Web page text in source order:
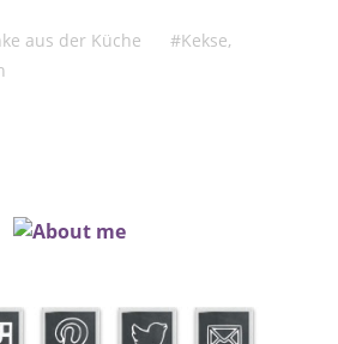
aus der Küche
Kekse,